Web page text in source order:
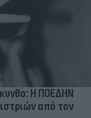
Η ΠΟΕΔΗΝ
από τον